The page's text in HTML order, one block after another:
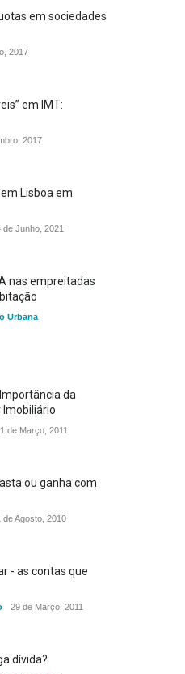
em sociedades
2017
em IMT:
2017
Lisboa em
de Junho, 2021
nas empreitadas
Urbana
da
Imobiliário
de Março, 2011
ou ganha com
de Agosto, 2010
- as contas que
29 de Março, 2011
dívida?